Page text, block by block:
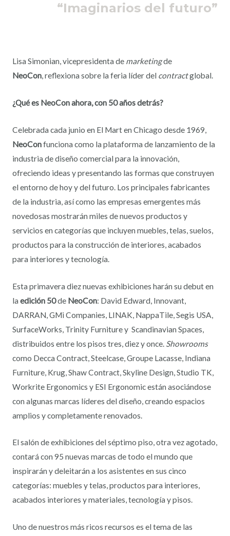
“Imaginarios del futuro”
Lisa Simonian, vicepresidenta de marketingde
NeoCon, reflexiona sobre la feria líder del contractglobal.
¿Qué es NeoCon ahora, con 50 años detrás?
Celebrada cada junio en El Mart en Chicago desde 1969,
NeoConfunciona como la plataforma de lanzamiento de la
industria de diseño comercial para la innovación,
ofreciendo ideas y presentando las formas que construyen
el entorno de hoy y del futuro. Los principales fabricantes
de la industria, así como las empresas emergentes más
novedosas mostrarán miles de nuevos productos y
servicios en categorías que incluyen muebles, telas, suelos,
productos para la construcción de interiores, acabados
para interiores y tecnología.
Esta primavera diez nuevas exhibiciones harán su debut en
la edición 50de NeoCon: David Edward, Innovant,
DARRAN, GMi Companies, LINAK, NappaTile, Segis USA,
SurfaceWorks, Trinity Furniture y Scandinavian Spaces,
distribuidos entre los pisos tres, diez y once. Showrooms
como Decca Contract, Steelcase, Groupe Lacasse, Indiana
Furniture, Krug, Shaw Contract, Skyline Design, Studio TK,
Workrite Ergonomics y ESI Ergonomic están asociándose
con algunas marcas líderes del diseño, creando espacios
amplios y completamente renovados.
El salón de exhibiciones del séptimo piso, otra vez agotado,
contará con 95 nuevas marcas de todo el mundo que
inspirarán y deleitarán a los asistentes en sus cinco
categorías: muebles y telas, productos para interiores,
acabados interiores y materiales, tecnología y pisos.
Uno de nuestros más ricos recursos es el tema de las